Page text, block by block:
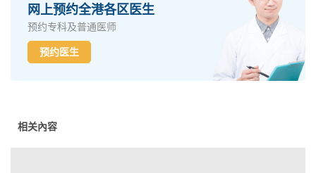
网上预约全港各区医生
预约专科及普通医师
预约医生
相关內容